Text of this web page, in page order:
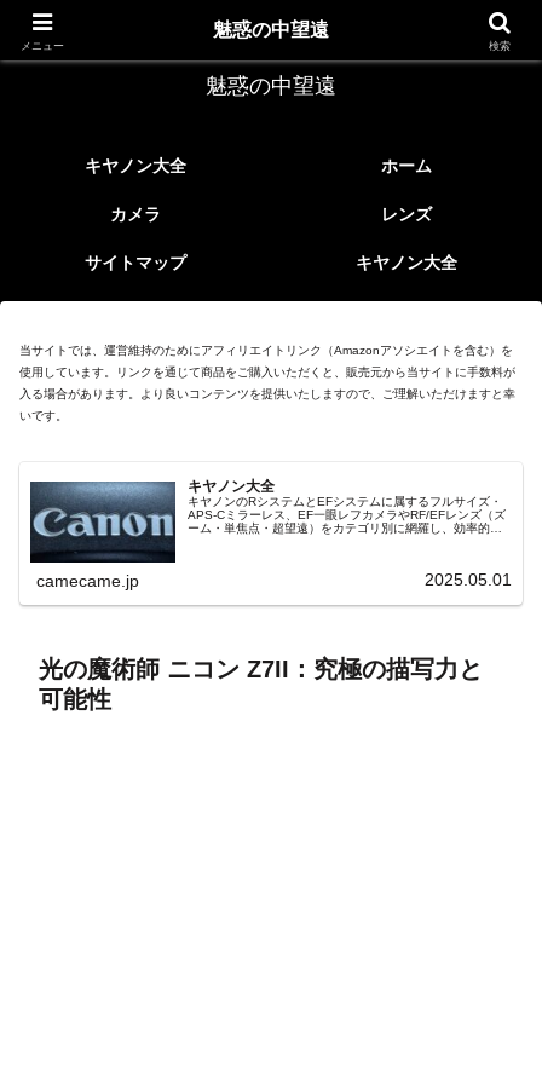
レトロなEFレンズ
魅惑の中望遠
キヤノン大全 ホーム
カメラ レンズ
サイトマップ キヤノン大全
当サイトでは、運営維持のためにアフィリエイトリンク（Amazonアソシエイトを含む）を
使用しています。リンクを通じて商品をご購入いただくと、販売元から当サイトに手数料が
入る場合があります。より良いコンテンツを提供いたしますので、ご理解いただけますと幸
いです。
キヤノン大全
キヤノンのRシステムとEFシステムに属するフルサイズ・
APS-Cミラーレス、EF一眼レフカメラやRF/EFレンズ（ズ
ーム・単焦点・超望遠）をカテゴリ別に網羅し、効率的に
camecame.jp 2025.05.01
光の魔術師 ニコン Z7II：究極の描写力と
可能性
メニュー
魅惑の中望遠
検索